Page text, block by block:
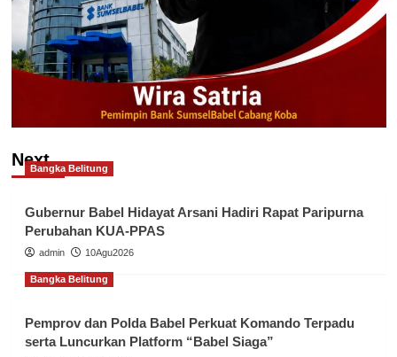
NextBangka Belitung
Gubernur Babel Hidayat Arsani Hadiri Rapat Paripurna
Perubahan KUA-PPAS
admin 10Agu2026
Bangka Belitung
Pemprov dan Polda Babel Perkuat Komando Terpadu
serta Luncurkan Platform “Babel Siaga”